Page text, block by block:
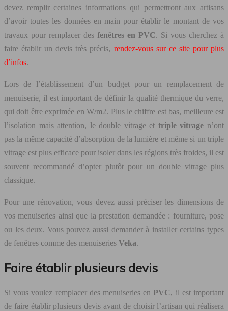
devez remplir certaines informations qui permettront aux artisans
d’avoir toutes les données en main pour établir le montant de vos
travaux pour remplacer des fenêtres en PVC. Si vous cherchez à
faire établir un devis très précis, rendez-vous sur ce site pour plus
d’infos.
Lors de l’établissement d’un budget pour un remplacement de
menuiserie, il est important de définir la qualité thermique du verre,
qui doit être exprimée en W/m2. Plus le chiffre est bas, meilleure est
l’isolation mais attention, le double vitrage et triple vitrage n’ont
pas la même capacité d’absorption de la lumière et même si un triple
vitrage est plus efficace pour isoler dans les régions très froides, il est
souvent recommandé d’opter plutôt pour un double vitrage plus
classique.
Pour une rénovation, vous devez aussi préciser les dimensions de
vos menuiseries ainsi que la prestation demandée : fourniture, pose
ou les deux. Vous pouvez aussi demander à installer certains types
de fenêtres comme des menuiseries Veka.
Faire établir plusieurs devis
Si vous voulez remplacer des menuiseries enPVC, il est important
de faire établir plusieurs devis avant de choisir l’artisan qui réalisera